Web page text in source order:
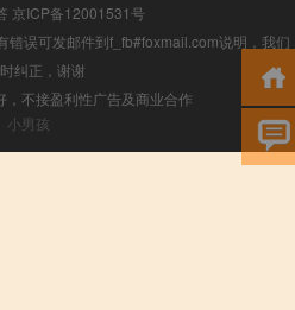
京ICP备12001531号
错误可发邮件到f_fb#foxmail.com说明，我们
纠正，谢谢
，不接盈利性广告及商业合作
小男孩